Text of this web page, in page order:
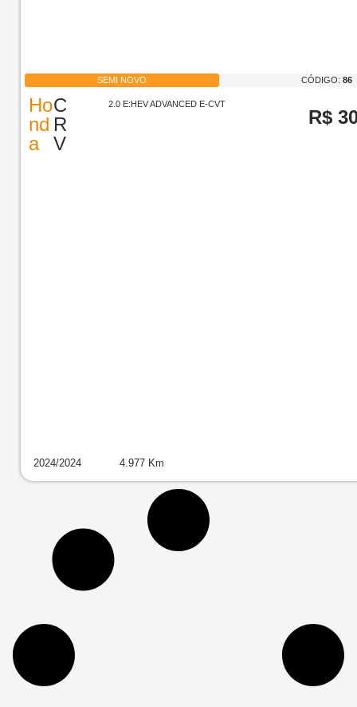
SEMI NOVO CÓDIGO:86
Ho
nd
a
C
R
V
2.0 E:HEV ADVANCED E-CVT
R$
2024/2024 4.977 Km